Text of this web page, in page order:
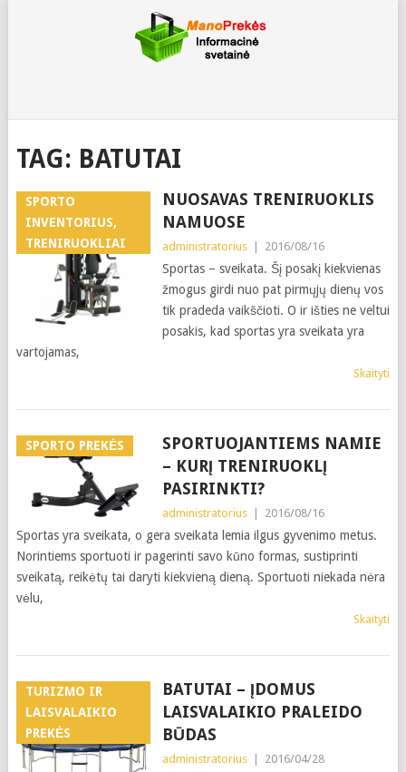
TAG: BATUTAI
SPORTO
INVENTORIUS,
TRENIRUOKLIAI
NUOSAVAS TRENIRUOKLIS
NAMUOSE
administratorius 2016/08/16
Sportas – sveikata. Šį posakį kiekvienas
žmogus girdi nuo pat pirmųjų dienų vos
tik pradeda vaikščioti. O ir išties ne veltui
posakis, kad sportas yra sveikata yra
vartojamas,
Skaityti
SPORTO PREKĖS
SPORTUOJANTIEMS NAMIE
– KURĮ TRENIRUOKLĮ
PASIRINKTI?
administratorius 2016/08/16
Sportas yra sveikata, o gera sveikata lemia ilgus gyvenimo metus.
Norintiems sportuoti ir pagerinti savo kūno formas, sustiprinti
sveikatą, reikėtų tai daryti kiekvieną dieną. Sportuoti niekada nėra
vėlu,
Skaityti
TURIZMO IR
LAISVALAIKIO
PREKĖS
BATUTAI – ĮDOMUS
LAISVALAIKIO PRALEIDO
BŪDAS
administratorius 2016/04/28